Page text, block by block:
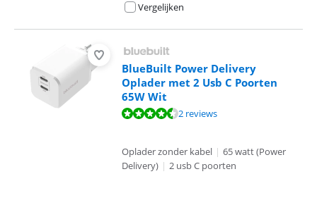
Vergelijken
BlueBuilt Power Delivery
Oplader met 2 Usb C Poorten
65W Wit
Beoordeling is 9,0 van de 10, gebaseerd op 2 reviews.
2 reviews
Oplader zonder kabel | 65 watt (Power
Delivery) | 2 usb C poorten